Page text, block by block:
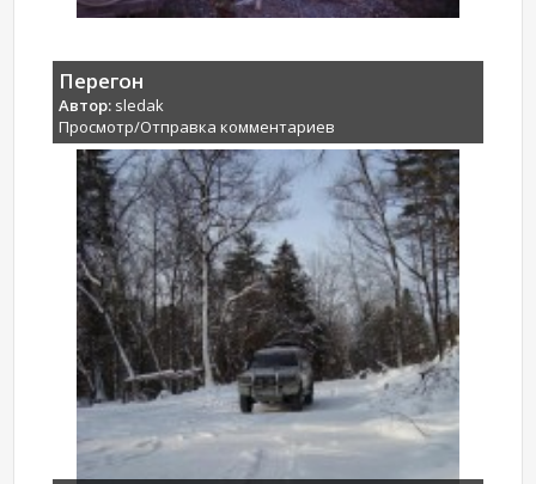
Перегон
Автор: sledak
Просмотр/Отправка комментариев